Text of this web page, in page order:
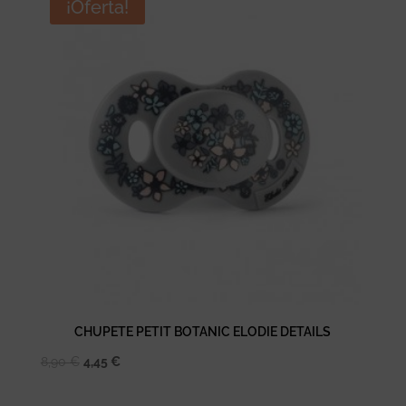
8,90 €.4,45 €.
¡Oferta!
CHUPETE PETIT BOTANIC ELODIE DETAILS
El
4,45 €El